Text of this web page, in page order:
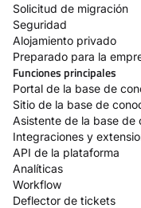
Solicitud de migración
Seguridad
Alojamiento privado
Preparado para la
Funciones principales
Portal de la base de
Sitio de la base de
Asistente de la base de
Integraciones y
API de la plataforma
Analíticas
Workflow
Deflector de tickets